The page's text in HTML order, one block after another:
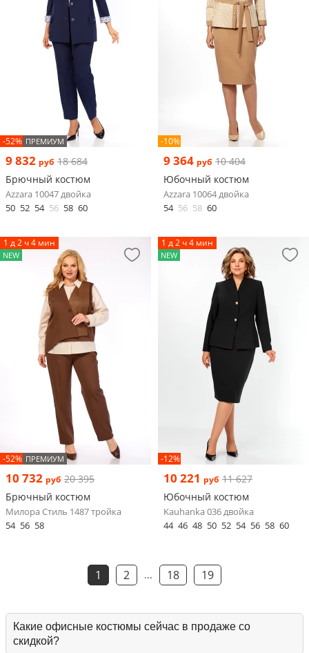
-52% ПРЕМИУМ
9 832 руб 18 684
Брючный костюм
Azzara 10047 двойка
50 52 54 56 58 60
-10%
9 364 руб 10 404
Юбочный костюм
Azzara 10064 двойка
54 56 58 60
1 д 2 ч 4 мин
NEW
-52% ПРЕМИУМ
10 732 руб 20 395
Брючный костюм
Милора Стиль 1487 тройка
54 56 58
1 д 2 ч 4 мин
NEW
-12%
10 221 руб 11 627
Юбочный костюм
Kauhanka 036 двойка
44 46 48 50 52 54 56 58 60
1 2 ... 18 19
Какие офисные костюмы сейчас в продаже со
скидкой?